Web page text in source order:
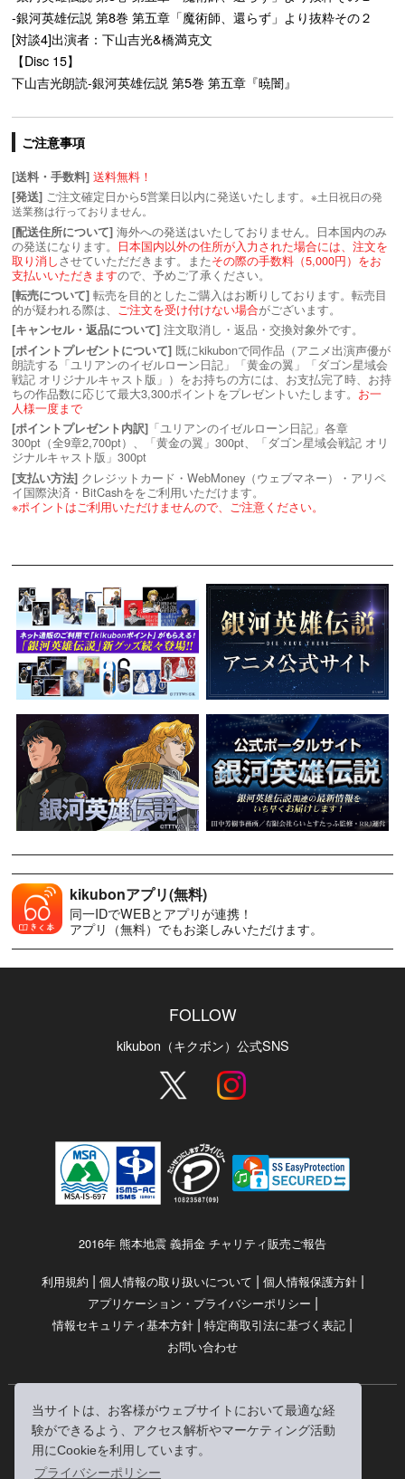
当サイトは、お客様がウェブサイトにおいて最適な経
験ができるよう、アクセス解析やマーケティング活動
用にCookieを利用しています。
プライバシーポリシー
-銀河英雄伝説 第8巻 第五章「魔術師、還らず」より抜粋その２
[対談4]出演者：下山吉光&橋満克文
【Disc 15】
下山吉光朗読-銀河英雄伝説 第5巻 第五章『暁闇』
ご注意事項
[送料・手数料] 送料無料！
[発送] ご注文確定日から5営業日以内に発送いたします。※土日祝日の発
送業務は行っておりません。
[配送住所について] 海外への発送はいたしておりません。日本国内のみ
の発送になります。 日本国内以外の住所が入力された場合には、注文を
取り消しさせていただだきます。またその際の手数料（5,000円）をお
支払いいただきますので、予めご了承ください。
[転売について] 転売を目的としたご購入はお断りしております。転売目
的が疑われる際は、 ご注文を受け付けない場合がございます。
[キャンセル・返品について] 注文取消し・返品・交換対象外です。
[ポイントプレゼントについて] 既にkikubonで同作品（アニメ出演声優が
朗読する「ユリアンのイゼルローン日記」「黄金の翼」「ダゴン星域会
戦記 オリジナルキャスト版」）をお持ちの方には、お支払完了時、お持
ちの作品数に応じて最大3,300ポイントをプレゼントいたします。 お一
人様一度まで
[ポイントプレゼント内訳] 「ユリアンのイゼルローン日記」各章
300pt（全9章2,700pt）、「黄金の翼」300pt、「ダゴン星域会戦記 オリ
ジナルキャスト版」300pt
[支払い方法] クレジットカード・WebMoney（ウェブマネー）・アリペ
イ国際決済・BitCashををご利用いただけます。
※ポイントはご利用いただけませんので、ご注意ください。
kikubonアプリ(無料)
同一IDでWEBとアプリが連携！
アプリ（無料）でもお楽しみいただけます。
FOLLOW
kikubon（キクボン）公式SNS
2016年 熊本地震 義捐金 チャリティ販売ご報告
利用規約 | 個人情報の取り扱いについて | 個人情報保護方針|
アプリケーション・プライバシーポリシー |
情報セキュリティ基本方針 | 特定商取引法に基づく表記 |
お問い合わせ
© RRJ Inc.
（kikubon/キクボン/きく本/きくほん/キクホン）は
株式会社RRJの登録商標です。